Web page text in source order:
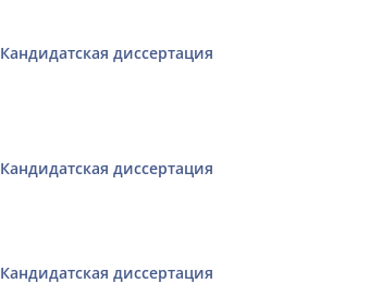
Кандидатская диссертация
Кандидатская диссертация
Кандидатская диссертация